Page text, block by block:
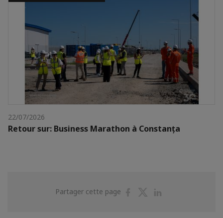
22/07/2026
Retour sur: Business Marathon à Constanța
Partager cette page
PartagerPartager